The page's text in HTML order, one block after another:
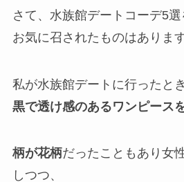
さて、水族館デートコーデ5選
お気に召されたものはありま
私が水族館デートに行ったとき
黒で透け感のあるワンピース
柄が花柄だったこともあり女
しつつ、